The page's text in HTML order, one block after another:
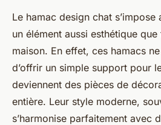
Le hamac design chat s’impose
un élément aussi esthétique
maison. En effet, ces hamacs
d’offrir un simple support pour
deviennent des pièces de
entière. Leur style moderne,
s’harmonise parfaitement avec